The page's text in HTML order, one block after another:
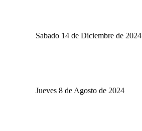
Sabado 14 de Diciembre de 2024
Jueves 8 de Agosto de 2024